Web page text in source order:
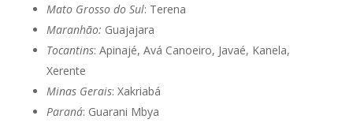
Mato Grosso do Sul: Terena
Maranhão: Guajajara
Tocantins: Apinajé, Avá Canoeiro, Javaé, Kanela,
Xerente
Minas Gerais: Xakriabá
Paraná: Guarani Mbya